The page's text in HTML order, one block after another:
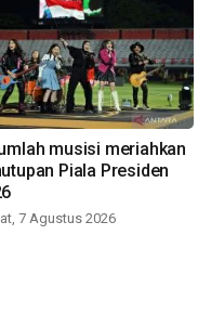
musisi meriahkan
Piala Presiden
7 Agustus 2026